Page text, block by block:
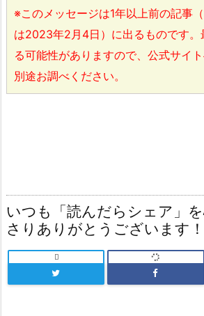
※このメッセージは1年以上前の記事
は2023年2月4日）に出るものです。
る可能性がありますので、公式サイ
別途お調べください。
いつも「読んだらシェア」
さりありがとうございます！
